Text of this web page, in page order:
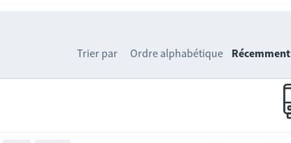
Trier par Ordre alphabétique